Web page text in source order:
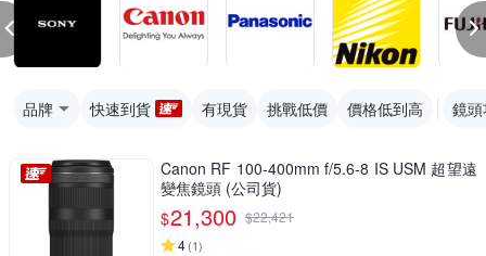
品牌 快速到貨 有現貨 挑戰低價 價格低到高 鏡
Canon RF 100-400mm f/5.6-8 IS USM 超望遠
變焦鏡頭 (公司貨)
$21,300 $22,421
4(1)